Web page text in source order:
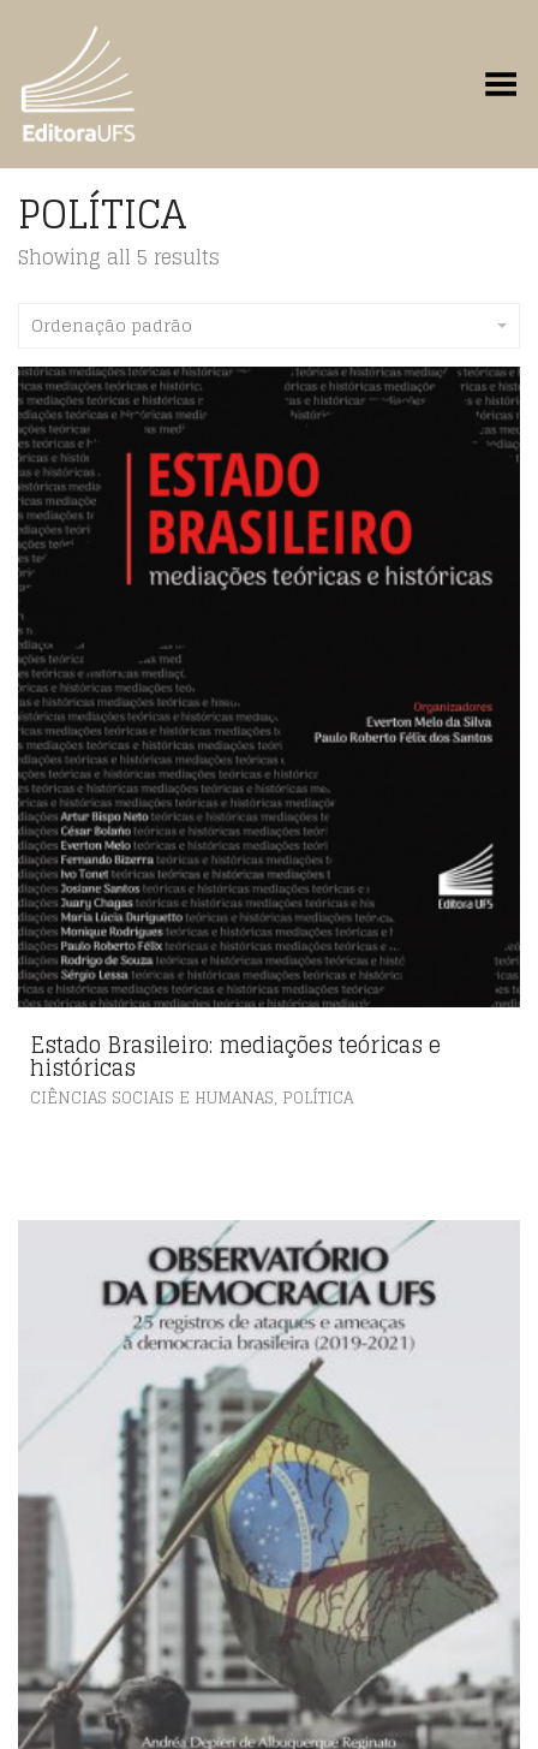
Toggle Menu
POLÍTICA
Showing all 5 results
Ordenação padrão
Estado Brasileiro: mediações teóricas e
históricas
CIÊNCIAS SOCIAIS E HUMANAS, POLÍTICA